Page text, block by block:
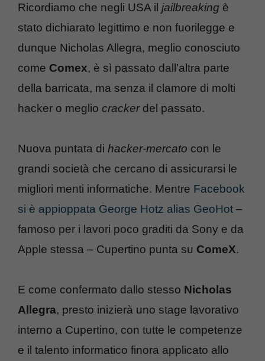
Ricordiamo che negli USA il jailbreaking è
stato dichiarato legittimo e non fuorilegge e
dunque Nicholas Allegra, meglio conosciuto
come Comex, è sì passato dall’altra parte
della barricata, ma senza il clamore di molti
hacker o meglio crackerdel passato.
Nuova puntata di hacker-mercato con le
grandi società che cercano di assicurarsi le
migliori menti informatiche. Mentre Facebook
si è appioppata George Hotz alias GeoHot –
famoso per i lavori poco graditi da Sony e da
Apple stessa – Cupertino punta su ComeX.
E come confermato dallo stesso Nicholas
Allegra, presto inizierà uno stage lavorativo
interno a Cupertino, con tutte le competenze
e il talento informatico finora applicato allo